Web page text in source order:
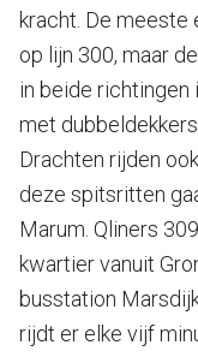
kracht. De meeste
op lijn 300, maar
in beide
met
Drachten rijden
deze spitsritten
Marum. Qliners
kwartier vanuit
busstation
rijdt er elke vijf